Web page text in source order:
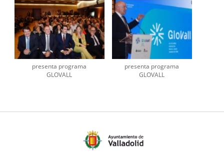
presenta programa
GLOVALL
presenta programa
GLOVALL